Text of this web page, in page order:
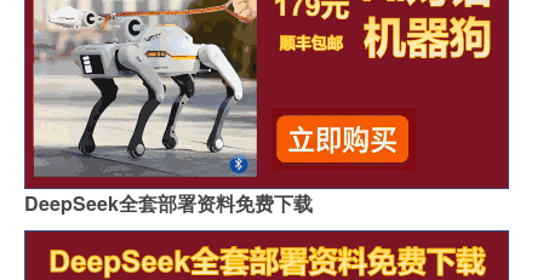
DeepSeek全套部署资料免费下载